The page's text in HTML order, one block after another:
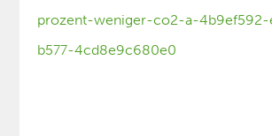
prozent-weniger-co2-a-
b577-4cd8e9c680e0